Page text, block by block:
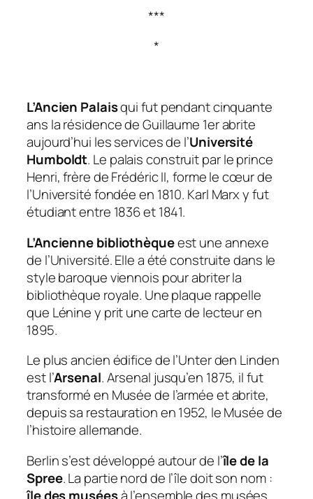
***
*
L’Ancien Palaisqui fut pendant cinquante
ans la résidence de Guillaume 1er abrite
aujourd’hui les services de l’Université
Humboldt. Le palais construit par le prince
Henri, frère de Frédéric II, forme le cœur de
l’Université fondée en 1810. Karl Marx y fut
étudiant entre 1836 et 1841.
L’Ancienne bibliothèqueest une annexe
de l’Université. Elle a été construite dans le
style baroque viennois pour abriter la
bibliothèque royale. Une plaque rappelle
que Lénine y prit une carte de lecteur en
1895.
Le plus ancien édifice de l’Unter den Linden
est l’Arsenal. Arsenal jusqu’en 1875, il fut
transformé en Musée de l’armée et abrite,
depuis sa restauration en 1952, le Musée de
l’histoire allemande.
Berlin s’est développé autour de l’île de la
Spree. La partie nord de l’île doit son nom :
île des muséesà l’ensemble des musées